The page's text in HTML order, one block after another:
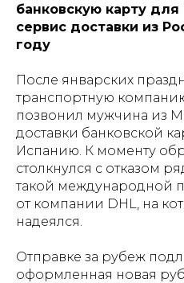
банковскую карту для
сервис доставки из
году
После январских
транспортную
позвонил мужчина из
доставки банковской
Испанию. К моменту
столкнулся с отказом
такой международной
от компании DHL, на
надеялся.
Отправке за рубеж
оформленная новая